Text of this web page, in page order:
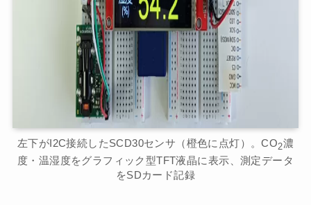
左下がI2C接続したSCD30センサ（橙色に点灯）。CO2濃
度・温湿度をグラフィック型TFT液晶に表示、測定データ
をSDカード記録